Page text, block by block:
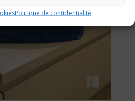
Politique de confidentialité